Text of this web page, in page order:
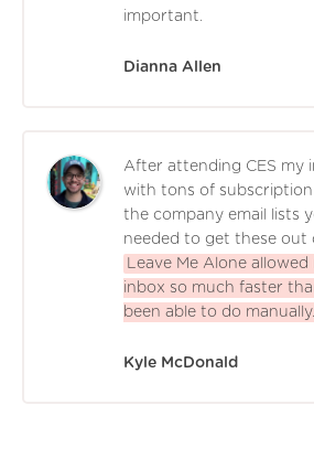
important.
Dianna Allen
After attending CES my
with tons of subscription
the company email lists
needed to get these out
Leave Me Alone
inbox so much faster
been able to do manually.
Kyle McDonald